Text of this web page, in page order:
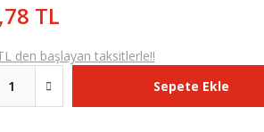
TL
den başlayan taksitlerle!!
Sepete Ekle